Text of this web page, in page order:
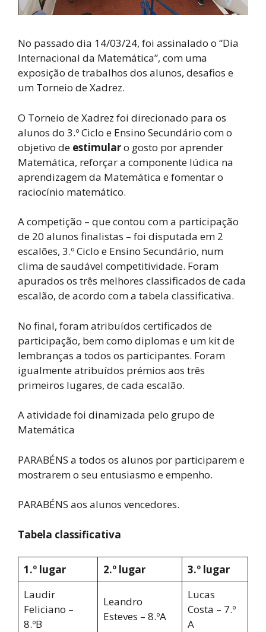
No passado dia 14/03/24, foi assinalado o “Dia
Internacional da Matemática”, com uma
exposição de trabalhos dos alunos, desafios e
um Torneio de Xadrez.
O Torneio de Xadrez foi direcionado para os
alunos do 3.º Ciclo e Ensino Secundário com o
objetivo de estimularo gosto por aprender
Matemática, reforçar a componente lúdica na
aprendizagem da Matemática e fomentar o
raciocínio matemático.
A competição – que contou com a participação
de 20 alunos finalistas – foi disputada em 2
escalões, 3.º Ciclo e Ensino Secundário, num
clima de saudável competitividade. Foram
apurados os três melhores classificados de cada
escalão, de acordo com a tabela classificativa.
No final, foram atribuídos certificados de
participação, bem como diplomas e um kit de
lembranças a todos os participantes. Foram
igualmente atribuídos prémios aos três
primeiros lugares, de cada escalão.
A atividade foi dinamizada pelo grupo de
Matemática
PARABÉNS a todos os alunos por participarem e
mostrarem o seu entusiasmo e empenho.
PARABÉNS aos alunos vencedores.
Tabela classificativa
1.º lugar 2.º lugar
3.º lugar
Laudir
Feliciano –
8.ºB
Leandro
Esteves – 8.ºA
Lucas
Costa – 7.º
A